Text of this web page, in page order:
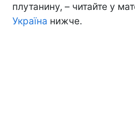
плутанину, – читайте у
Україна нижче.